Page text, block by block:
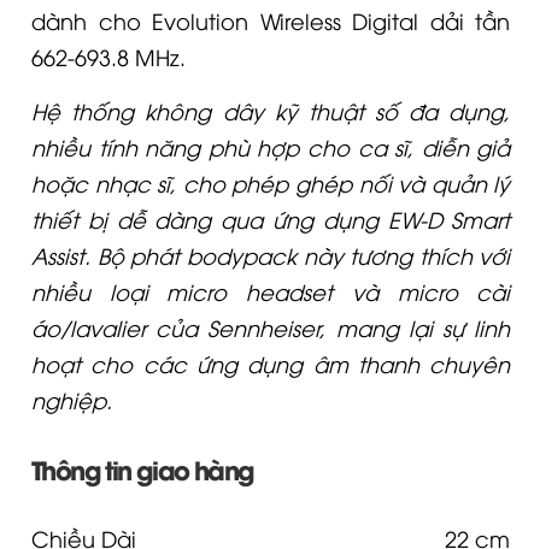
dành cho Evolution Wireless Digital dải tần
662-693.8 MHz.
Hệ thống không dây kỹ thuật số đa dụng,
nhiều tính năng phù hợp cho ca sĩ, diễn giả
hoặc nhạc sĩ, cho phép ghép nối và quản lý
thiết bị dễ dàng qua ứng dụng EW-D Smart
Assist. Bộ phát bodypack này tương thích với
nhiều loại micro headset và micro cài
áo/lavalier của Sennheiser, mang lại sự linh
hoạt cho các ứng dụng âm thanh chuyên
nghiệp.
Thông tin giao hàng
Chiều Dài
22 cm